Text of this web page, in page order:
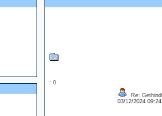
: 0
Re:
03/12/2024